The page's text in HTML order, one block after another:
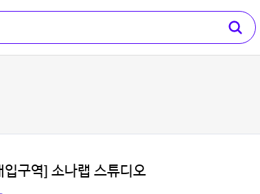
입구역] 소나랩 스튜디오